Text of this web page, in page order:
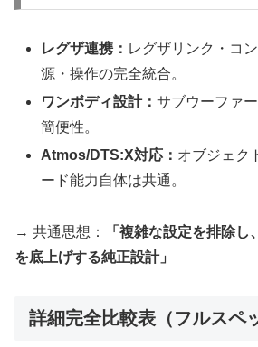
レグザ連携： レグザリンク・コ
源・操作の完全統合。
ワンボディ設計：サブウーファ
簡便性。
Atmos/DTS:X対応： オブジェク
ード能力自体は共通。
→ 共通思想：
「複雑な設定を排除
を底上げする純正設計」
詳細完全比較表（フルスペ